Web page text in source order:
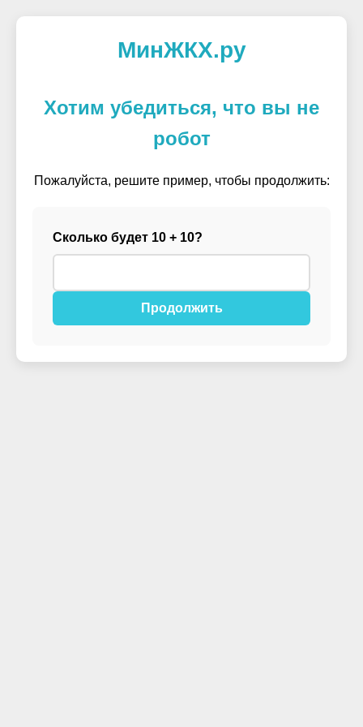
МинЖКХ.ру
Хотим убедиться, что вы не
робот
Пожалуйста, решите пример, чтобы продолжить:
Сколько будет 10 + 10?
Продолжить